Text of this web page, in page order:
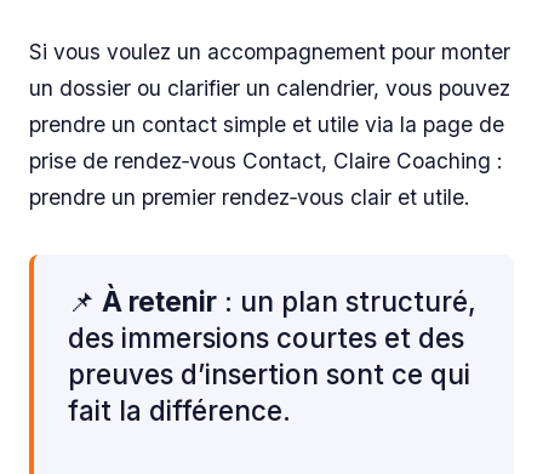
Si vous voulez un accompagnement pour monter
un dossier ou clarifier un calendrier, vous pouvez
prendre un contact simple et utile via la page de
prise de rendez‑vous Contact, Claire Coaching :
prendre un premier rendez‑vous clair et utile.
📌 À retenir : un plan structuré,
des immersions courtes et des
preuves d’insertion sont ce qui
fait la différence.